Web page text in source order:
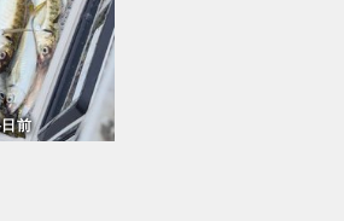
日前